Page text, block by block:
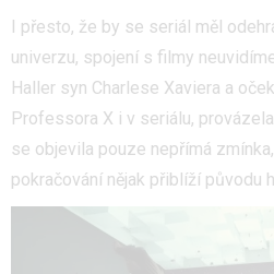
I přesto, že by se seriál měl
univerzu, spojení s filmy
Haller syn Charlese Xaviera a
Professora X i v seriálu,
se objevila pouze nepřímá
pokračování nějak přiblíží původu